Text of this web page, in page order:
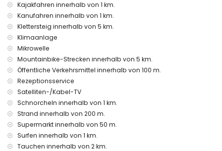
Zusatzbett und Kinderbett/Babybett (auf Anfrage)
Unterhaltungs- und Freizeitaktivitäten für Ihren Urlaub in
Jávea, Costa Blanca
Bar, Promenade (Paseo Marítimo und Jávea) (innerhalb
von 500 Metern vom Haus)
Kino (innerhalb von 1000 Metern vom Haus)
Haus)
Sehenswürdigkeiten und Kultur in Jávea, Costa Blanca
Museum (Histórico de Jávea), Kirche (San Bartolomé,
Jávea), Ruine (Molinos de Viento, Jávea), Denkmal (Pueblo
Histórico, Jávea), architektonisches Gebäude (Histórico de
Jávea), historischer Ort (Pueblo Histórico und Jávea)
Kajakfahren innerhalb von 1 km.
Kanufahren innerhalb von 1 km.
Klettersteig innerhalb von 5 km.
Klimaanlage
Mikrowelle
Mountainbike-Strecken innerhalb von 5 km.
Öffentliche Verkehrsmittel innerhalb von 100 m.
Rezeptionsservice
Satelliten-/Kabel-TV
Schnorcheln innerhalb von 1 km.
Strand innerhalb von 200 m.
Supermarkt innerhalb von 50 m.
Surfen innerhalb von 1 km.
Tauchen innerhalb von 2 km.